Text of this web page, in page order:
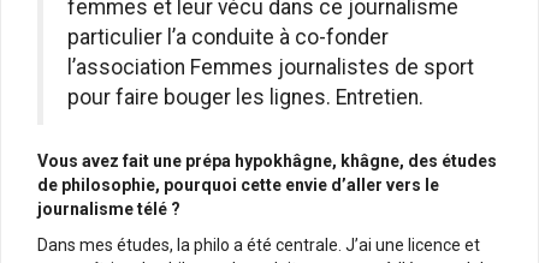
femmes et leur vécu dans ce journalisme
particulier l’a conduite à co-fonder
l’association Femmes journalistes de sport
pour faire bouger les lignes. Entretien.
Vous avez fait une prépa hypokhâgne, khâgne, des études
de philosophie, pourquoi cette envie d’aller vers le
journalisme télé ?
Dans mes études, la philo a été centrale. J’ai une licence et